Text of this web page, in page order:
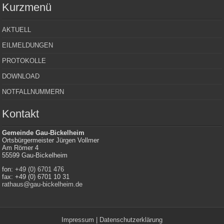
Kurzmenü
AKTUELL
EILMELDUNGEN
PROTOKOLLE
DOWNLOAD
NOTFALLNUMMERN
Kontakt
Gemeinde Gau-Bickelheim
Ortsbürgermeister Jürgen Vollmer
Am Römer 4
55599 Gau-Bickelheim
fon:+49 (0) 6701 476
fax: +49 (0) 6701 10 31
rathaus@gau-bickelheim.de
Impressum Datenschutzerklärung